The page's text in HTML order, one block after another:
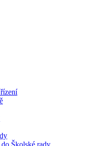
Školské rady